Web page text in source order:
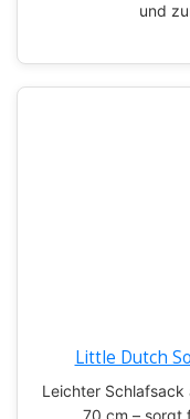
und
Little Dutch
Leichter Schlafsack